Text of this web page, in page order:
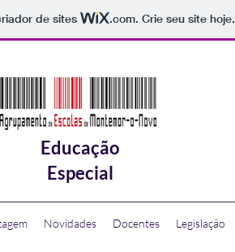
de sites .com. Crie seu site hoje.
Educação
Especial
Novidades Docentes Legislação